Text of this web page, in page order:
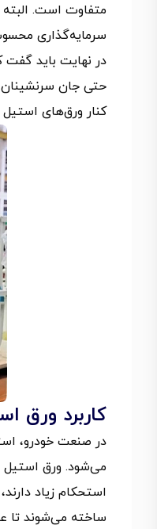
متفاوت است. البته
سرمایه‌گذاری
در نهایت باید گفت
حتی جان سرنشینان
کنار ورق‌های
کاربرد ورق
در صنعت خودرو،
می‌شود. ورق استیل
استحکام زیاد
ساخته می‌شوند تا